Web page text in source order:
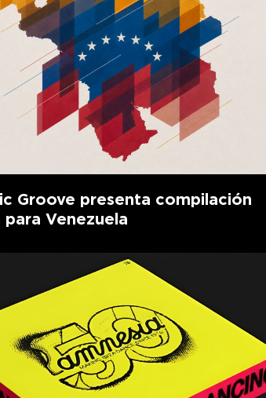
Groove presenta compilación
Venezuela